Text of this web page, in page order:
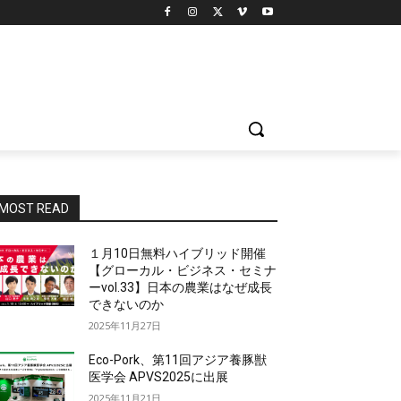
READ
１月10日無料ハイブリッド開催
【グローカル・ビジネス・セミナ
ーvol.33】日本の農業はなぜ成長
できないのか
2025年11月27日
Eco-Pork、第11回アジア養豚獣
医学会 APVS2025に出展
2025年11月21日